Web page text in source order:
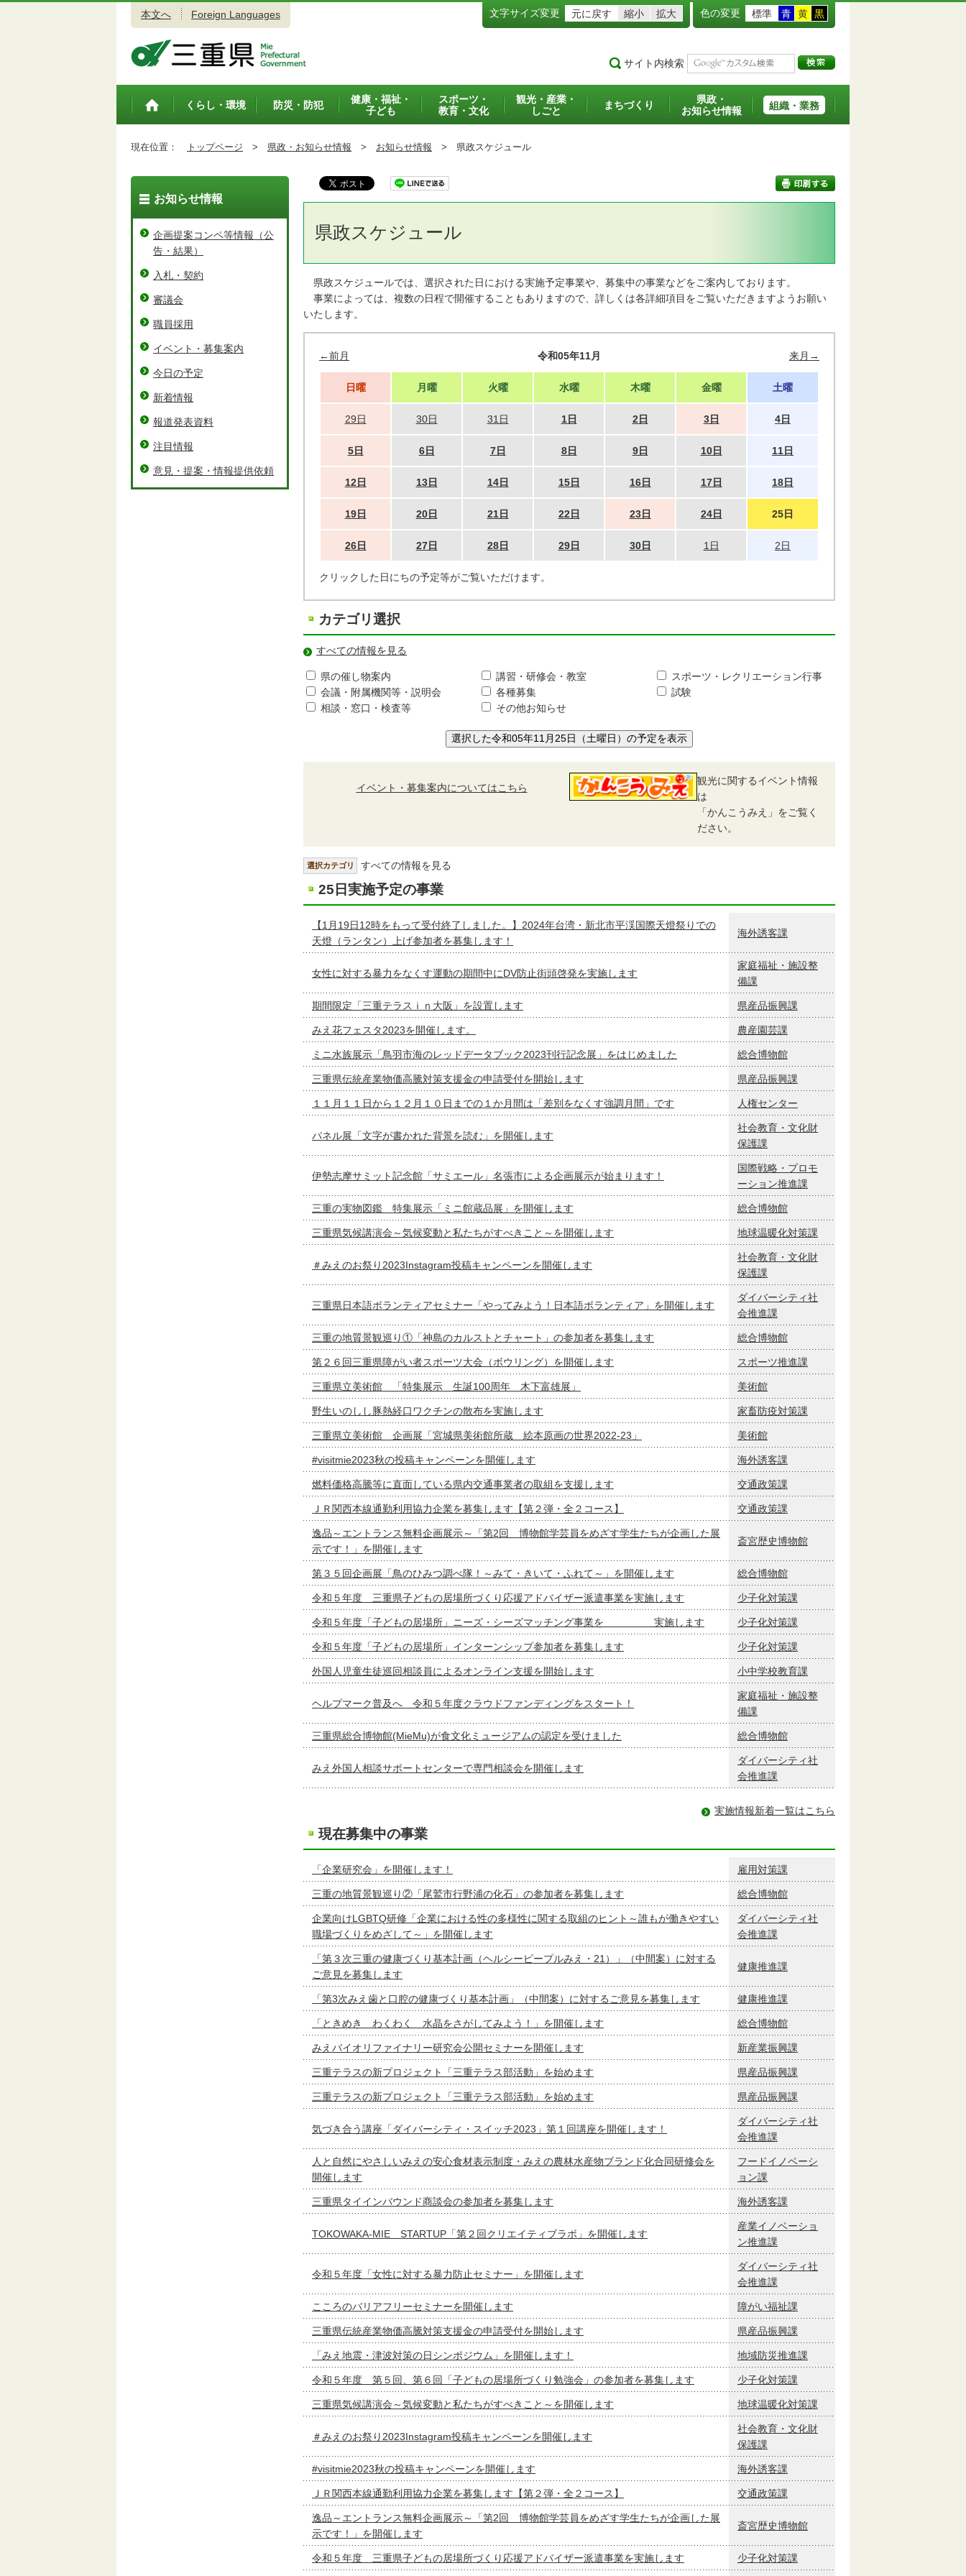
本文へ Foreign Languages 文字サイズ変更 元に戻す 縮小 拡大 色の変更 標準 青 黄 黒
サイト内検索
トップペ
くらし・環境 防災・防犯
健康・福祉・
子ども
スポーツ・
教育・文化
観光・産業・
しごと
まちづくり
県政・
お知らせ情報
組織・業務
現在位置： トップページ > 県政・お知らせ情報 > お知らせ情報 > 県政スケジュール
県政スケジュール
県政スケジュールでは、選択された日における実施予定事業や、募集中の事業などをご案内しております。
事業によっては、複数の日程で開催することもありますので、詳しくは各詳細項目をご覧いただきますようお願い
いたします。
←前月 令和05年11月 来月→
日曜 月曜 火曜 水曜 木曜 金曜 土曜
29日 30日 31日 1日 2日 3日 4日
5日 6日 7日 8日 9日 10日 11日
12日 13日 14日 15日 16日 17日 18日
19日 20日 21日 22日 23日 24日 25日
26日 27日 28日 29日 30日 1日 2日
クリックした日にちの予定等がご覧いただけます。
カテゴリ選択
すべての情報を見る
県の催し物案内 講習・研修会・教室
スポーツ・レクリエーション行事
会議・附属機関等・説明会
各種募集
試験
相談・窓口・検査等
その他お知らせ
選択した令和05年11月25日（土曜日）の予定を表示
イベント・募集案内についてはこちら
観光に関するイベント情報
は
「かんこうみえ」をご覧く
ださい。
選択カテゴリ すべての情報を見る
25日実施予定の事業
【1月19日12時をもって受付終了しました。】2024年台湾・新北市平渓国際天燈祭りでの
天燈（ランタン）上げ参加者を募集します！
海外誘客課
女性に対する暴力をなくす運動の期間中にDV防止街頭啓発を実施します
家庭福祉・施設整
備課
期間限定「三重テラスｉｎ大阪」を設置します 県産品振興課
みえ花フェスタ2023を開催します。 農産園芸課
ミニ水族展示「鳥羽市海のレッドデータブック2023刊行記念展」をはじめました 総合博物館
三重県伝統産業物価高騰対策支援金の申請受付を開始します 県産品振興課
１１月１１日から１２月１０日までの１か月間は「差別をなくす強調月間」です 人権センター
パネル展「文字が書かれた背景を読む」を開催します
社会教育・文化財
保護課
伊勢志摩サミット記念館「サミエール」名張市による企画展示が始まります！
国際戦略・プロモ
ーション推進課
三重の実物図鑑 特集展示「ミニ館蔵品展」を開催します 総合博物館
三重県気候講演会～気候変動と私たちがすべきこと～を開催します 地球温暖化対策課
＃みえのお祭り2023Instagram投稿キャンペーンを開催します
社会教育・文化財
保護課
三重県日本語ボランティアセミナー「やってみよう！日本語ボランティア」を開催します
ダイバーシティ社
会推進課
三重の地質景観巡り①「神島のカルストとチャート」の参加者を募集します 総合博物館
第２６回三重県障がい者スポーツ大会（ボウリング）を開催します スポーツ推進課
三重県立美術館 「特集展示 生誕100周年 木下富雄展」 美術館
野生いのしし豚熱経口ワクチンの散布を実施します 家畜防疫対策課
三重県立美術館 企画展「宮城県美術館所蔵 絵本原画の世界2022-23」 美術館
#visitmie2023秋の投稿キャンペーンを開催します 海外誘客課
燃料価格高騰等に直面している県内交通事業者の取組を支援します 交通政策課
ＪＲ関西本線通勤利用協力企業を募集します【第２弾・全２コース】 交通政策課
逸品～エントランス無料企画展示～「第2回 博物館学芸員をめざす学生たちが企画した展
示です！」を開催します
斎宮歴史博物館
第３５回企画展「鳥のひみつ調べ隊！～みて・きいて・ふれて～」を開催します 総合博物館
令和５年度 三重県子どもの居場所づくり応援アドバイザー派遣事業を実施します 少子化対策課
令和５年度「子どもの居場所」ニーズ・シーズマッチング事業を 実施します 少子化対策課
令和５年度「子どもの居場所」インターンシップ参加者を募集します 少子化対策課
外国人児童生徒巡回相談員によるオンライン支援を開始します 小中学校教育課
ヘルプマーク普及へ 令和５年度クラウドファンディングをスタート！
家庭福祉・施設整
備課
三重県総合博物館(MieMu)が食文化ミュージアムの認定を受けました 総合博物館
みえ外国人相談サポートセンターで専門相談会を開催します
ダイバーシティ社
会推進課
実施情報新着一覧はこちら
現在募集中の事業
「企業研究会」を開催します！ 雇用対策課
三重の地質景観巡り②「尾鷲市行野浦の化石」の参加者を募集します 総合博物館
企業向けLGBTQ研修「企業における性の多様性に関する取組のヒント～誰もが働きやすい
職場づくりをめざして～」を開催します
ダイバーシティ社
会推進課
「第３次三重の健康づくり基本計画（ヘルシーピープルみえ・21）」（中間案）に対する
ご意見を募集します
健康推進課
「第3次みえ歯と口腔の健康づくり基本計画」（中間案）に対するご意見を募集します 健康推進課
「ときめき わくわく 水晶をさがしてみよう！」を開催します 総合博物館
みえバイオリファイナリー研究会公開セミナーを開催します 新産業振興課
三重テラスの新プロジェクト「三重テラス部活動」を始めます 県産品振興課
三重テラスの新プロジェクト「三重テラス部活動」を始めます 県産品振興課
気づき合う講座「ダイバーシティ・スイッチ2023」第１回講座を開催します！
ダイバーシティ社
会推進課
人と自然にやさしいみえの安心食材表示制度・みえの農林水産物ブランド化合同研修会を
開催します
フードイノベーシ
ョン課
三重県タイインバウンド商談会の参加者を募集します 海外誘客課
TOKOWAKA-MIE STARTUP「第２回クリエイティブラボ」を開催します
産業イノベーショ
ン推進課
令和５年度「女性に対する暴力防止セミナー」を開催します
ダイバーシティ社
会推進課
こころのバリアフリーセミナーを開催します 障がい福祉課
三重県伝統産業物価高騰対策支援金の申請受付を開始します 県産品振興課
「みえ地震・津波対策の日シンポジウム」を開催します！ 地域防災推進課
令和５年度 第５回、第６回「子どもの居場所づくり勉強会」の参加者を募集します 少子化対策課
三重県気候講演会～気候変動と私たちがすべきこと～を開催します 地球温暖化対策課
＃みえのお祭り2023Instagram投稿キャンペーンを開催します
社会教育・文化財
保護課
#visitmie2023秋の投稿キャンペーンを開催します 海外誘客課
ＪＲ関西本線通勤利用協力企業を募集します【第２弾・全２コース】 交通政策課
逸品～エントランス無料企画展示～「第2回 博物館学芸員をめざす学生たちが企画した展
示です！」を開催します
斎宮歴史博物館
令和５年度 三重県子どもの居場所づくり応援アドバイザー派遣事業を実施します 少子化対策課
お知らせ情報
企画提案コンペ等情報（公
告・結果）
入札・契約
審議会
職員採用
イベント・募集案内
今日の予定
新着情報
報道発表資料
注目情報
意見・提案・情報提供依頼